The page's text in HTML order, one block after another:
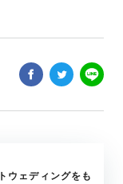
ウェディングをも